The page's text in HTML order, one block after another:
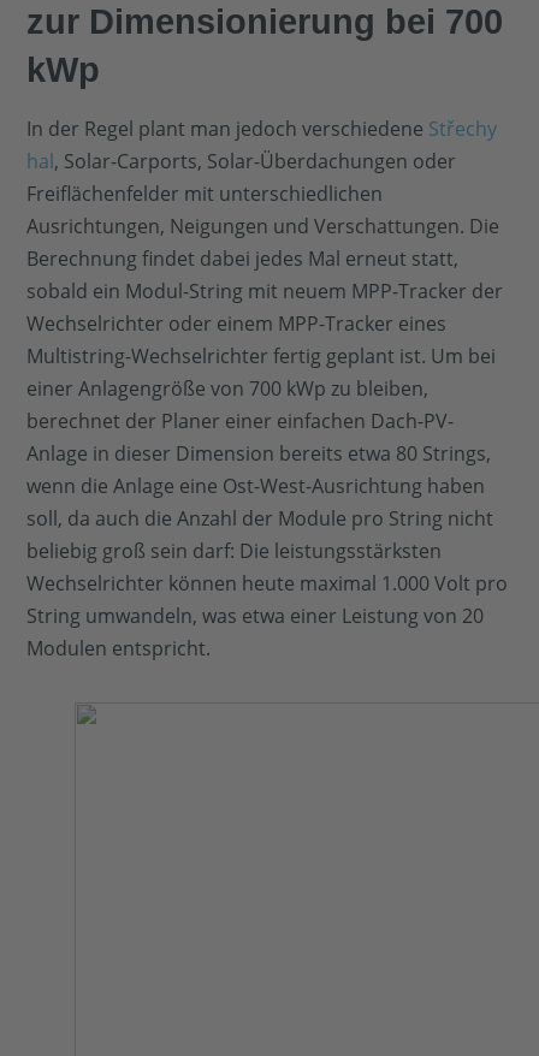
zur Dimensionierung bei 700
kWp
In der Regel plant man jedoch verschiedene Střechy
hal, Solar-Carports, Solar-Überdachungen oder
Freiflächenfelder mit unterschiedlichen
Ausrichtungen, Neigungen und Verschattungen. Die
Berechnung findet dabei jedes Mal erneut statt,
sobald ein Modul-String mit neuem MPP-Tracker der
Wechselrichter oder einem MPP-Tracker eines
Multistring-Wechselrichter fertig geplant ist. Um bei
einer Anlagengröße von 700 kWp zu bleiben,
berechnet der Planer einer einfachen Dach-PV-
Anlage in dieser Dimension bereits etwa 80 Strings,
wenn die Anlage eine Ost-West-Ausrichtung haben
soll, da auch die Anzahl der Module pro String nicht
beliebig groß sein darf: Die leistungsstärksten
Wechselrichter können heute maximal 1.000 Volt pro
String umwandeln, was etwa einer Leistung von 20
Modulen entspricht.